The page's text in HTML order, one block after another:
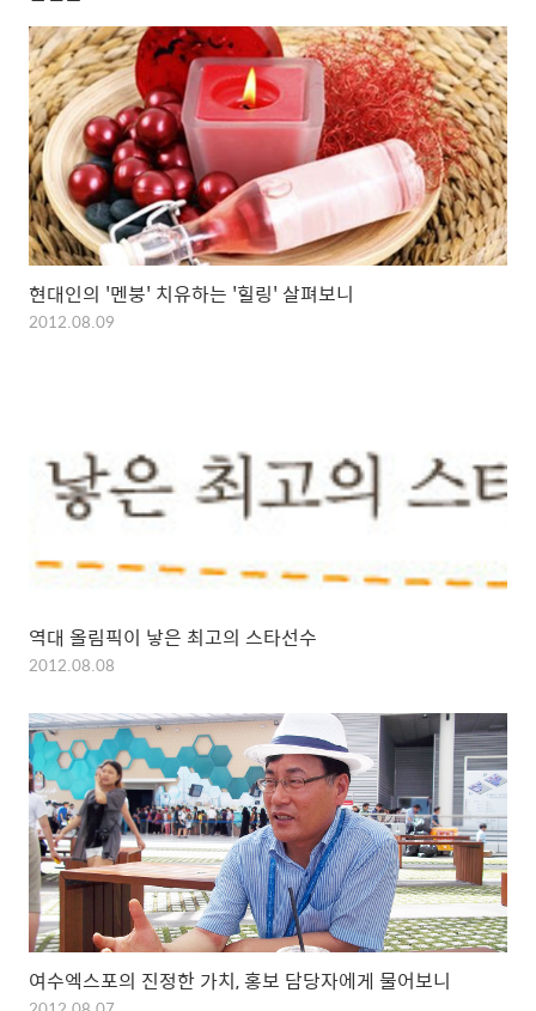
현대인의 '멘붕' 치유하는 '힐링' 살펴보니
2012.08.09
역대 올림픽이 낳은 최고의 스타선수
2012.08.08
여수엑스포의 진정한 가치, 홍보 담당자에게 물어보니